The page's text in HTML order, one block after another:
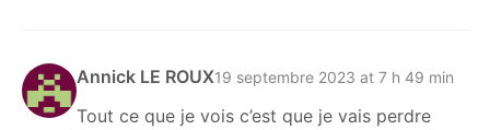
Annick LE ROUX19 septembre 2023 at 7 h 49 min
Tout ce que je vois c’est que je vais perdre